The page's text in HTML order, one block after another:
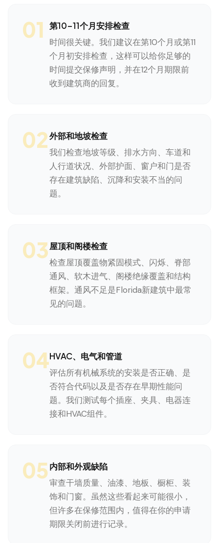
01 第10-11个月安排检查
时间很关键。我们建议在第10个月或第11
个月初安排检查，这样可以给你足够的
时间提交保修声明，并在12个月期限前
收到建筑商的回复。
02外部和地坡检查
我们检查地坡等级、排水方向、车道和
人行道状况、外部护面、窗户和门是否
存在建筑缺陷、沉降和安装不当的问
题。
03屋顶和阁楼检查
检查屋顶覆盖物紧固模式、闪烁、脊部
通风、软木进气、阁楼绝缘覆盖和结构
框架。通风不足是Florida新建筑中最常
见的问题。
04HVAC、电气和管道
评估所有机械系统的安装是否正确、是
否符合代码以及是否存在早期性能问
题。我们测试每个插座、夹具、电器连
接和HVAC组件。
05内部和外观缺陷
审查干墙质量、油漆、地板、橱柜、装
饰和门窗。虽然这些看起来可能很小，
但许多在保修范围内，值得在你的申请
期限关闭前进行记录。